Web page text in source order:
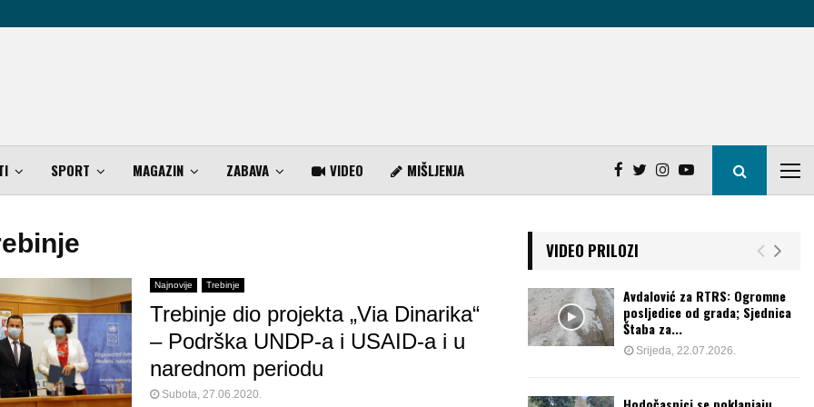
SPORT MAGAZIN ZABAVA VIDEO MIŠLJENJA
Najnovije Trebinje
Trebinje dio projekta „Via Dinarika“
– Podrška UNDP-a i USAID-a i u
narednom periodu
Subota, 27.06.2020.
VIDEO PRILOZI
Avdalović za RTRS: Ogromne
posljedice od grada; Sjednica
Štaba za...
Srijeda, 22.07.2026.